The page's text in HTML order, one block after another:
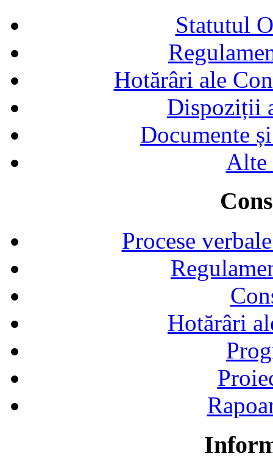
Statutul
Hotărâri ale
Dispoziții
Documente
Alte
Procese
Hotărâri